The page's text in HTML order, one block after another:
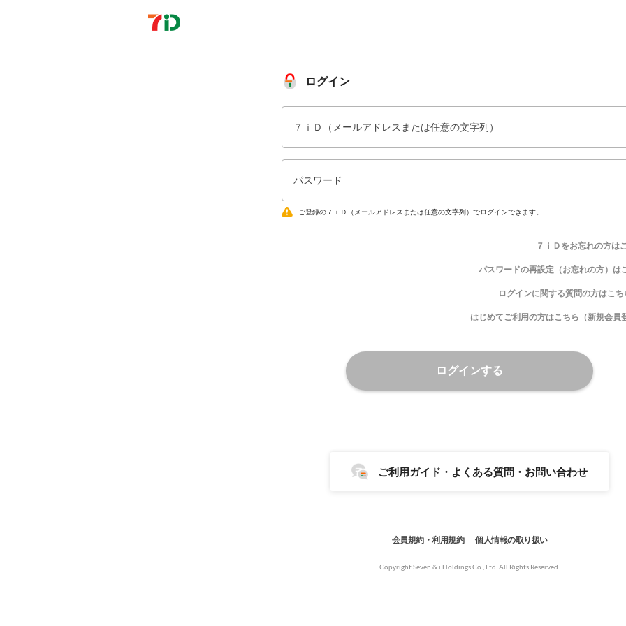
ログイン
７ｉＤ（メールアドレスまたは任意の文字列）
パスワード
ご登録の７ｉＤ（メールアドレスまたは任意の文字列）でログインできます。
７ｉＤをお忘れの方は
パスワードの再設定（お忘れの方）は
ログインに関する質問の方はこち
はじめてご利用の方はこちら（新規会員
ログインする
ご利用ガイド・よくある質問・お問い合わせ
会員規約・利用規約 個人情報の取り扱い
Copyright Seven & i Holdings Co., Ltd. All Rights Reserved.